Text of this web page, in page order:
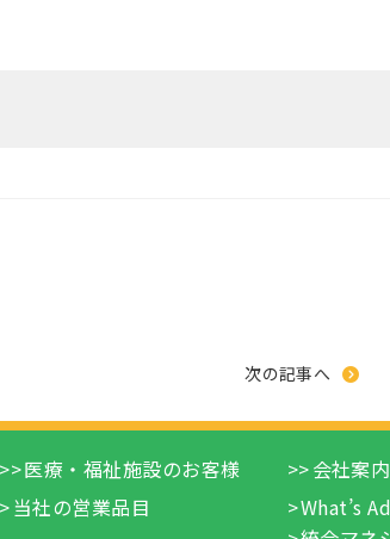
次の記事へ
医療・福祉施設のお客様
当社の営業品目
会社案内
What’s